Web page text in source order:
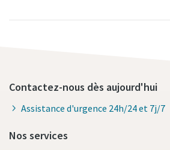
Contactez-nous dès aujourd'hui
Assistance d'urgence 24h/24 et 7j/7
Nos services